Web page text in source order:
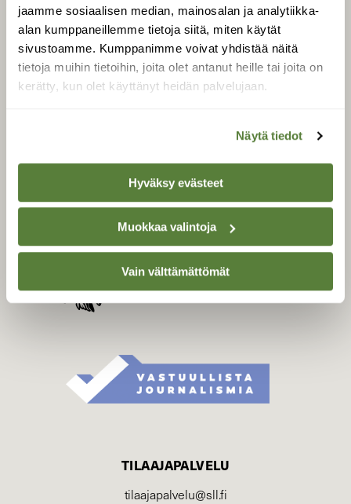
jaamme sosiaalisen median, mainosalan ja analytiikka-
alan kumppaneillemme tietoja siitä, miten käytät
sivustoamme. Kumppanimme voivat yhdistää näitä
tietoja muihin tietoihin, joita olet antanut heille tai joita on
kerätty, kun olet käyttänyt heidän palvelujaan.
Näytä tiedot
Hyväksy evästeet
Muokkaa valintoja
Vain välttämättömät
Uusin lehti
Tilaa Suomen Luonto
Tilaa digilukuoikeus
Äänestä parasta juttua
SUOMEN LUONNON­
Suomen Luonto -lehden
kustantaja onSuomen
luonnonsuojelu­liitto.
TILAAJAPALVELU
tilaajapalvelu@sll.fi